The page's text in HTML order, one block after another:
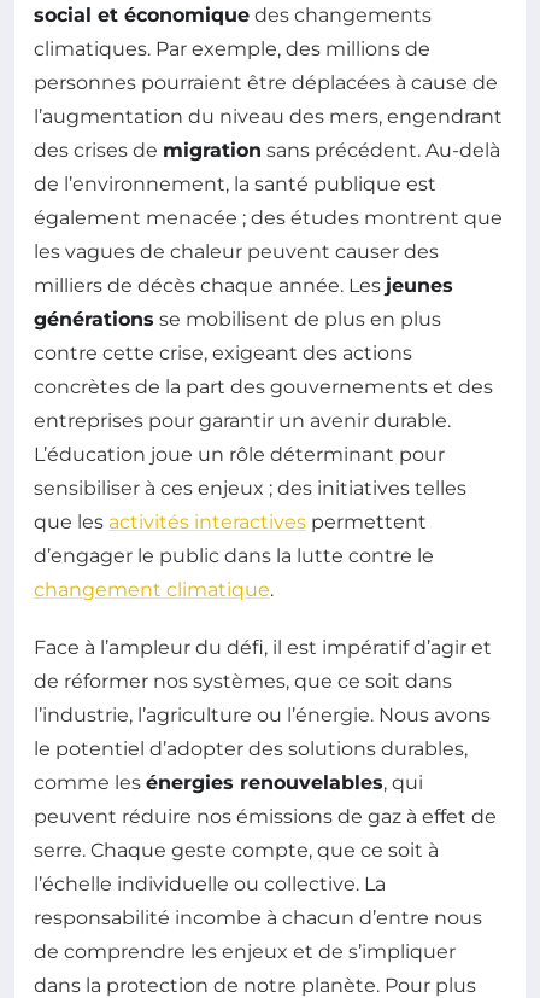
social et économique des changements
climatiques. Par exemple, des millions de
personnes pourraient être déplacées à cause de
l’augmentation du niveau des mers, engendrant
des crises de migration sans précédent. Au-delà
de l’environnement, la santé publique est
également menacée ; des études montrent que
les vagues de chaleur peuvent causer des
milliers de décès chaque année. Les jeunes
générations se mobilisent de plus en plus
contre cette crise, exigeant des actions
concrètes de la part des gouvernements et des
entreprises pour garantir un avenir durable.
L’éducation joue un rôle déterminant pour
sensibiliser à ces enjeux ; des initiatives telles
que les activités interactives permettent
d’engager le public dans la lutte contre le
changement climatique.
Face à l’ampleur du défi, il est impératif d’agir et
de réformer nos systèmes, que ce soit dans
l’industrie, l’agriculture ou l’énergie. Nous avons
le potentiel d’adopter des solutions durables,
comme les énergies renouvelables, qui
peuvent réduire nos émissions de gaz à effet de
serre. Chaque geste compte, que ce soit à
l’échelle individuelle ou collective. La
responsabilité incombe à chacun d’entre nous
de comprendre les enjeux et de s’impliquer
dans la protection de notre planète. Pour plus